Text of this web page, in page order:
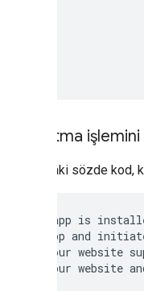
Oynatma
Aşağıdaki sözde kod,
if your app is
open app and
elseif your website
open your website